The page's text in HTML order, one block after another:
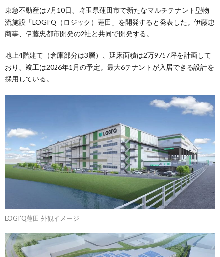
東急不動産は7月10日、埼玉県蓮田市で新たなマルチテナント型物
流施設「LOGI’Q（ロジック）蓮田」を開発すると発表した。伊藤忠
商事、伊藤忠都市開発の2社と共同で開発する。
地上4階建て（倉庫部分は3層）、延床面積は2万9757坪を計画して
おり、竣工は2026年1月の予定。最大6テナントが入居できる設計を
採用している。
LOGI’Q蓮田 外観イメージ